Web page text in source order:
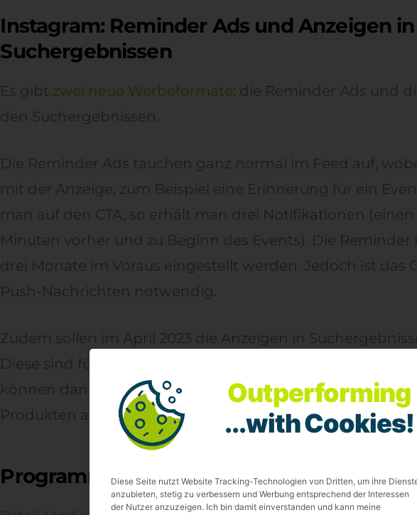
Instagram: Reminder Ads und Anzeigen in
Suchergebnissen
Es gibt zwei neue Werbeformate : die Reminder Ads und
den Suchergebnissen.
Die Reminder Ads tauchen ganz normal im Feed auf,
mit der Anzeige, zum Beispiel eine Erinnerung für ein
man auf den CTA, so erhält man drei Notifikationen (einen
Minuten vorher und zu Beginn des Events). Die Reminder
drei Monate im Voraus eingestellt werden. Jedoch ist das
Push-Nachrichten notwendig.
Zudem sollen im April 2023 die Anzeigen in
Diese sind für die Suchergebnisseite der Instagram-Suche
können dann beispielsweise bei der Suche nach dem
Produkten angezeigt werden.
Programmatic: Retail Media
Outperforming
...with Cookies!
Diese Seite nutzt Website Tracking-Technologien von Dritten, um ihre
anzubieten, stetig zu verbessern und Werbung entsprechend der Interessen
der Nutzer anzuzeigen. Ich bin damit einverstanden und kann meine